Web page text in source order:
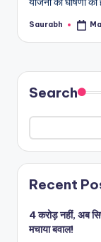
Posted
Saurabh
Search
Recent
4 करोड़ नहीं, अब
मचाया बवाल!